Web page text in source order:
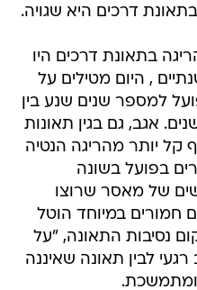
דרכים היא שגויה.
בתאונת דרכים היו
, היום מטילים על
למספר שנים שנע בין
אגב, גם בגין תאונות
קל יותר מהריגה הנטיה
בפועל בשונה
של מאסר שרוצו
חמורים במיוחד הוטל
נסיבות התאונה, "על
לבין תאונה שאיננה
ומתמשכת.